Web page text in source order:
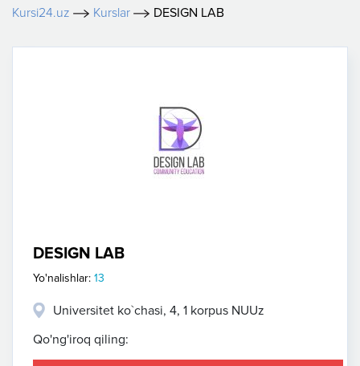
Kursi24.uz Kurslar DESIGN LAB
DESIGN LAB
Yo'nalishlar: 13
Universitet ko`chasi, 4, 1 korpus NUUz
Qo'ng'iroq qiling: